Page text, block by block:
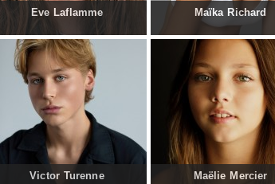
Eve Laflamme Maïka Richard
Victor Turenne Maëlie Mercier